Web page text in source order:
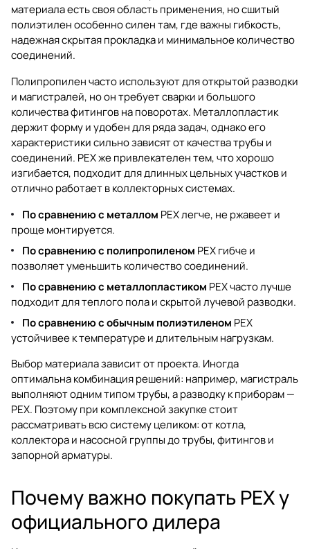
материала есть своя область применения, но сшитый
полиэтилен особенно силен там, где важны гибкость,
надежная скрытая прокладка и минимальное количество
соединений.
Полипропилен часто используют для открытой разводки
и магистралей, но он требует сварки и большого
количества фитингов на поворотах. Металлопластик
держит форму и удобен для ряда задач, однако его
характеристики сильно зависят от качества трубы и
соединений. PEX же привлекателен тем, что хорошо
изгибается, подходит для длинных цельных участков и
отлично работает в коллекторных системах.
По сравнению с металлом PEX легче, не ржавеет и
проще монтируется.
По сравнению с полипропиленом PEX гибче и
позволяет уменьшить количество соединений.
По сравнению с металлопластиком PEX часто лучше
подходит для теплого пола и скрытой лучевой разводки.
По сравнению с обычным полиэтиленом PEX
устойчивее к температуре и длительным нагрузкам.
Выбор материала зависит от проекта. Иногда
оптимальна комбинация решений: например, магистраль
выполняют одним типом трубы, а разводку к приборам —
PEX. Поэтому при комплексной закупке стоит
рассматривать всю систему целиком: от котла,
коллектора и насосной группы до трубы, фитингов и
запорной арматуры.
Почему важно покупать PEX у
официального дилера